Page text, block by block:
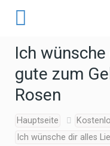
Ich
gute zum
Rosen
Hauptseite
Ich wünsche dir alles